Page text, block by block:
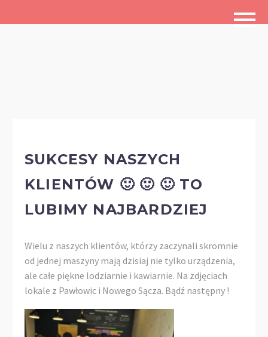
SUKCESY NASZYCH
KLIENTÓW 🙂 🙂 🙂 TO
LUBIMY NAJBARDZIEJ
Wielu z naszych klientów, którzy zaczynali skromnie
od jednej maszyny mają dzisiaj nie tylko urządzenia,
ale całe piękne lodziarnie i kawiarnie. Na zdjęciach
lokale z Pawłowic i Nowego Sącza. Bądź następny !